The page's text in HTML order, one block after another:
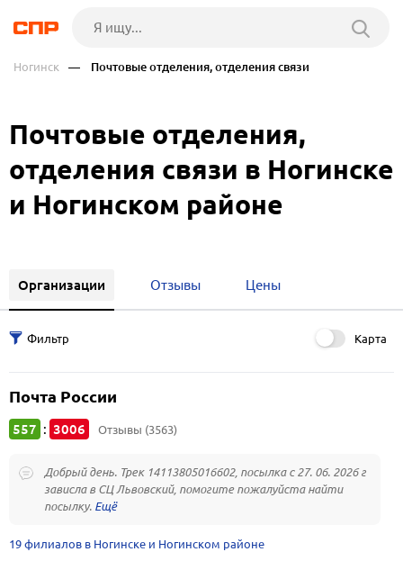
Ногинск — Почтовые отделения, отделения связи
Почтовые отделения,
отделения связи в Ногинске
и Ногинском районе
Организации Отзывы Цены
Карта
Почта России
557 : 3006 Отзывы (3563)
Добрый день. Трек 14113805016602, посылка с 27. 06. 2026 г
зависла в СЦ Львовский, помогите пожалуйста найти
посылку.
19 филиалов в Ногинске и Ногинском районе